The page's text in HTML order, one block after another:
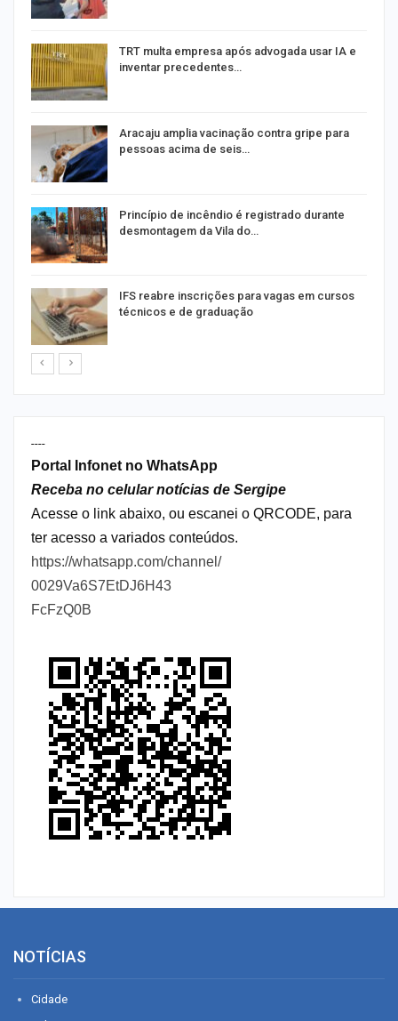
TRT multa empresa após advogada usar IA e
inventar precedentes…
Aracaju amplia vacinação contra gripe para
pessoas acima de seis…
Princípio de incêndio é registrado durante
desmontagem da Vila do…
IFS reabre inscrições para vagas em cursos
técnicos e de graduação
----
Portal Infonet no WhatsApp
Receba no celular notícias de Sergipe
Acesse o link abaixo, ou escanei o QRCODE, para
ter acesso a variados conteúdos.
https://whatsapp.com/channel/
0029Va6S7EtDJ6H43
FcFzQ0B
NOTÍCIAS
Cidade